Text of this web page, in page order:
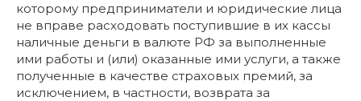
которому предприниматели и юридические лица
не вправе расходовать поступившие в их кассы
наличные деньги в валюте РФ за выполненные
ими работы и (или) оказанные ими услуги, а также
полученные в качестве страховых премий, за
исключением, в частности, возврата за